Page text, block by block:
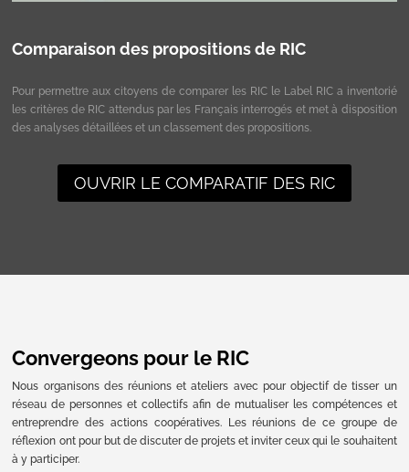
Comparaison des propositions de RIC
Pour permettre aux citoyens de comparer les RIC le Label RIC a inventorié
les critères de RIC attendus par les Français interrogés et met à disposition
des analyses détaillées et un classement des propositions.
OUVRIR LE COMPARATIF DES RIC
Convergeons pour le RIC
Nous organisons des réunions et ateliers avec pour objectif de tisser un
réseau de personnes et collectifs afin de mutualiser les compétences et
entreprendre des actions coopératives. Les réunions de ce groupe de
réflexion ont pour but de discuter de projets et inviter ceux qui le souhaitent
à y participer.